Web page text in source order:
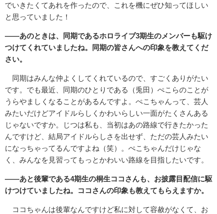
でいきたくてあれを作ったので、これを機にぜひ知ってほしい
と思っていました！
――あのときは、同期であるホロライブ3期生のメンバーも駆け
つけてくれていましたね。同期の皆さんへの印象を教えてくだ
さい。
同期はみんな仲よくしてくれているので、すごくありがたい
です。でも最近、同期のひとりである（兎田）ぺこらのことが
うらやましくなることがあるんですよ。ぺこちゃんって、芸人
みたいだけどアイドルらしくかわいらしい一面がたくさんある
じゃないですか。じつは私も、当初はあの路線で行きたかった
んですけど、結局アイドルらしさを出せず、ただの芸人みたい
になっちゃってるんですよね（笑）。ぺこちゃんだけじゃな
く、みんなを見習ってもっとかわいい路線を目指したいです。
――あと後輩である4期生の桐生ココさんも、お披露目配信に駆
けつけていましたね。ココさんの印象も教えてもらえますか。
ココちゃんは後輩なんですけど私に対して容赦がなくて、お